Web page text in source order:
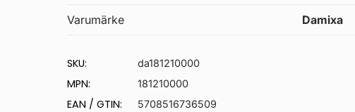
Varumärke Damixa
SKU: da181210000
MPN: 181210000
EAN / GTIN: 5708516736509